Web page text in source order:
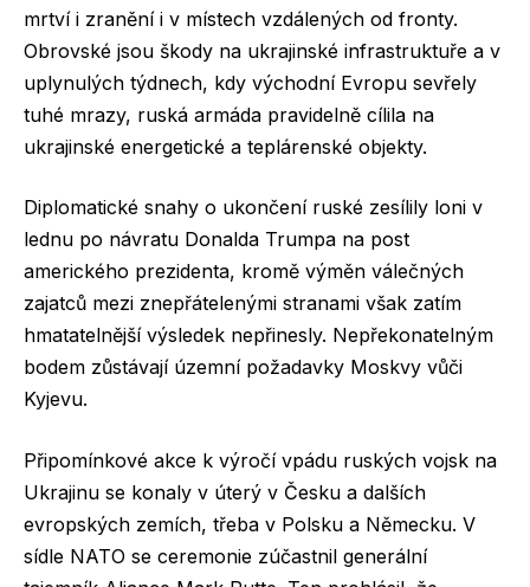
mrtví i zranění i v místech vzdálených od fronty.
Obrovské jsou škody na ukrajinské infrastruktuře a v
uplynulých týdnech, kdy východní Evropu sevřely
tuhé mrazy, ruská armáda pravidelně cílila na
ukrajinské energetické a teplárenské objekty.
Diplomatické snahy o ukončení ruské zesílily loni v
lednu po návratu Donalda Trumpa na post
amerického prezidenta, kromě výměn válečných
zajatců mezi znepřátelenými stranami však zatím
hmatatelnější výsledek nepřinesly. Nepřekonatelným
bodem zůstávají územní požadavky Moskvy vůči
Kyjevu.
Připomínkové akce k výročí vpádu ruských vojsk na
Ukrajinu se konaly v úterý v Česku a dalších
evropských zemích, třeba v Polsku a Německu. V
sídle NATO se ceremonie zúčastnil generální